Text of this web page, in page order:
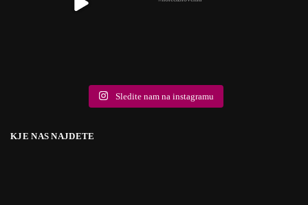
Sledite nam na instagramu
KJE NAS NAJDETE